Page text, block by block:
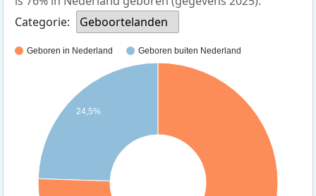
Categorie:
Geboortelanden
Geboren in Nederland Geboren buiten Nederland
24,5%